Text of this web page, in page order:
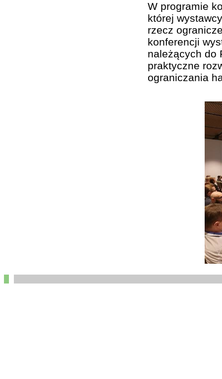
W programie
której
rzecz
konferencji
należących do
praktyczne
ograniczania